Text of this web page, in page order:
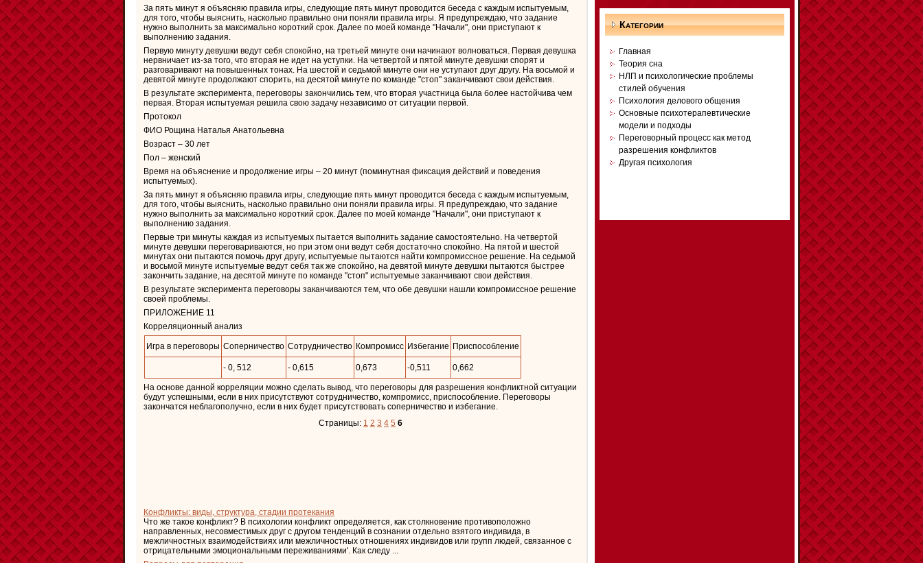
За пять минут я объясняю правила игры, следующие пять минут проводится беседа с каждым испытуемым,
для того, чтобы выяснить, насколько правильно они поняли правила игры. Я предупреждаю, что задание
нужно выполнить за максимально короткий срок. Далее по моей команде "Начали", они приступают к
выполнению задания.
Первую минуту девушки ведут себя спокойно, на третьей минуте они начинают волноваться. Первая девушка
нервничает из-за того, что вторая не идет на уступки. На четвертой и пятой минуте девушки спорят и
разговаривают на повышенных тонах. На шестой и седьмой минуте они не уступают друг другу. На восьмой и
девятой минуте продолжают спорить, на десятой минуте по команде "стоп" заканчивают свои действия.
В результате эксперимента, переговоры закончились тем, что вторая участница была более настойчива чем
первая. Вторая испытуемая решила свою задачу независимо от ситуации первой.
Протокол
ФИО Рощина Наталья Анатольевна
Возраст – 30 лет
Пол – женский
Время на объяснение и продолжение игры – 20 минут (поминутная фиксация действий и поведения
испытуемых).
За пять минут я объясняю правила игры, следующие пять минут проводится беседа с каждым испытуемым,
для того, чтобы выяснить, насколько правильно они поняли правила игры. Я предупреждаю, что задание
нужно выполнить за максимально короткий срок. Далее по моей команде "Начали", они приступают к
выполнению задания.
Первые три минуты каждая из испытуемых пытается выполнить задание самостоятельно. На четвертой
минуте девушки переговариваются, но при этом они ведут себя достаточно спокойно. На пятой и шестой
минутах они пытаются помочь друг другу, испытуемые пытаются найти компромиссное решение. На седьмой
и восьмой минуте испытуемые ведут себя так же спокойно, на девятой минуте девушки пытаются быстрее
закончить задание, на десятой минуте по команде "стоп" испытуемые заканчивают свои действия.
В результате эксперимента переговоры заканчиваются тем, что обе девушки нашли компромиссное решение
своей проблемы.
ПРИЛОЖЕНИЕ 11
Корреляционный анализ
Игра в переговоры Соперничество Сотрудничество Компромисс Избегание Приспособление
- 0, 512 - 0,615 0,673 -0,511 0,662
На основе данной корреляции можно сделать вывод, что переговоры для разрешения конфликтной ситуации
будут успешными, если в них присутствуют сотрудничество, компромисс, приспособление. Переговоры
закончатся неблагополучно, если в них будет присутствовать соперничество и избегание.
Страницы: 1 2 3 4 5 6
Конфликты: виды, структура, стадии протекания
Что же такое конфликт? В психологии конфликт определяется, как столкновение противоположно
направленных, несовместимых друг с другом тенденций в сознании отдельно взятого индивида, в
межличностных взаимодействиях или межличностных отношениях индивидов или групп людей, связанное с
отрицательными эмоциональными переживаниями'. Как следу ...
Категории
Главная
Теория сна
НЛП и психологические проблемы
стилей обучения
Психология делового общения
Основные психотерапевтические
модели и подходы
Переговорный процесс как метод
разрешения конфликтов
Другая психология